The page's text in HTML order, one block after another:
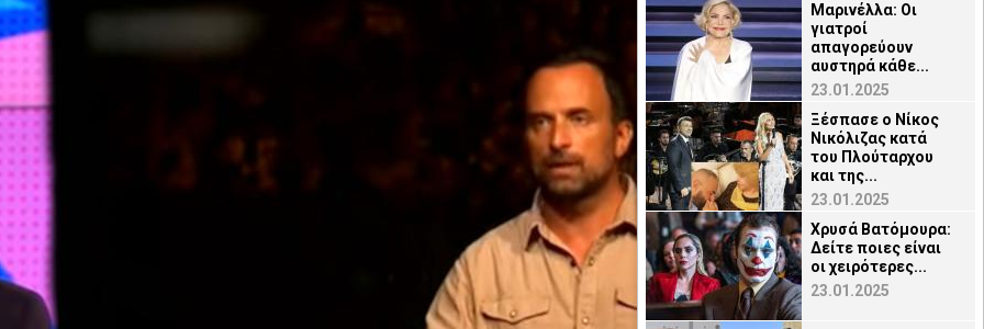
Μαρινέλλα: Οι
γιατροί
απαγορεύουν
αυστηρά κάθε...
23.01.2025
Ξέσπασε ο Νίκος
Νικόλιζας κατά
του Πλούταρχου
και της...
23.01.2025
Χρυσά Βατόμουρα:
Δείτε ποιες είναι
οι χειρότερες...
23.01.2025